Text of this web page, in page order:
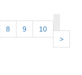
8 9
10
>